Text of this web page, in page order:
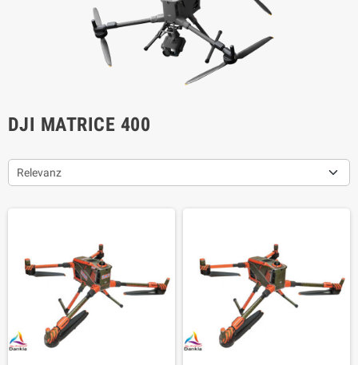
DJI MATRICE 400
Relevanz